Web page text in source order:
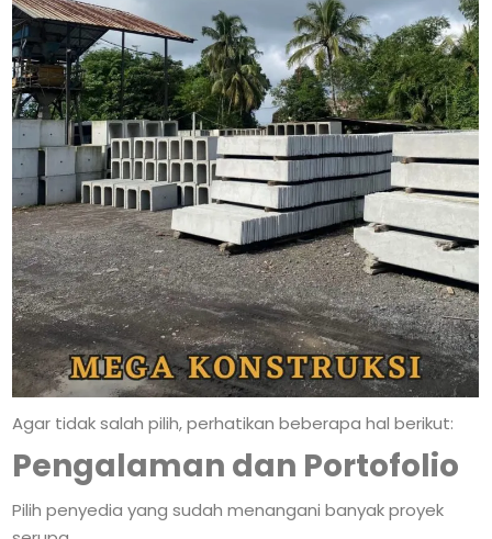
Agar tidak salah pilih, perhatikan beberapa hal berikut:
Pengalaman dan Portofolio
Pilih penyedia yang sudah menangani banyak proyek